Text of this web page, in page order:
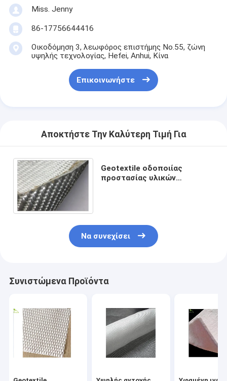
Miss. Jenny
86-17756644416
Οικοδόμηση 3, λεωφόρος επιστήμης No.55, ζώνη
υψηλής τεχνολογίας, Hefei, Anhui, Κίνα
Επικοινωνήστε
Αποκτήστε Την Καλύτερη Τιμή Για
Geotextile οδοποιίας
προστασίας υλικών
Να συνεχίσει
Συνιστώμενα Προϊόντα